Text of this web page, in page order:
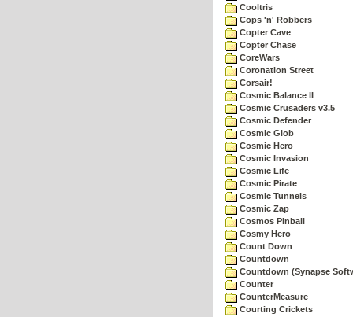
Cooltris
Cops 'n' Robbers
Copter Cave
Copter Chase
CoreWars
Coronation Street
Corsair!
Cosmic Balance II
Cosmic Crusaders v3.5
Cosmic Defender
Cosmic Glob
Cosmic Hero
Cosmic Invasion
Cosmic Life
Cosmic Pirate
Cosmic Tunnels
Cosmic Zap
Cosmos Pinball
Cosmy Hero
Count Down
Countdown
Countdown (Synapse
Counter
CounterMeasure
Courting Crickets